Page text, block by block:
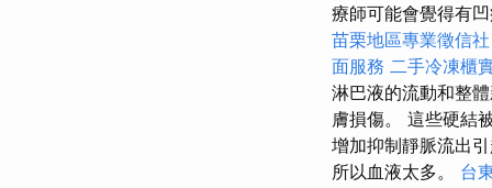
療師可能會覺得有凹
苗栗地區專業徵信社
面服務 二手冷凍櫃
淋巴液的流動和整
膚損傷。 這些硬結
增加抑制靜脈流出
所以血液太多。 台